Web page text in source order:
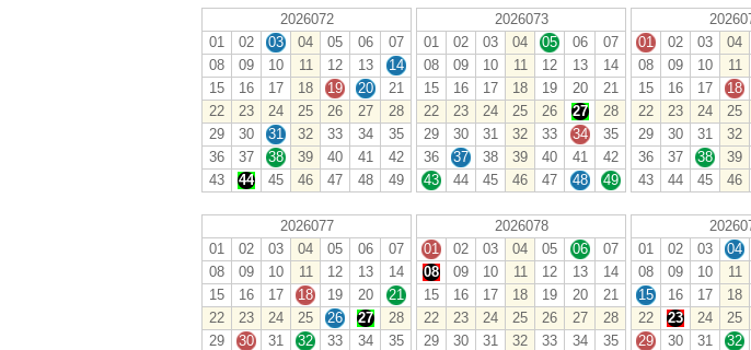
2026072
01
02 03 04 05 06
07
08
09 10 11 12 13
14
15
16 17 18 19 20
21
22
23 24 25 26 27
28
29
30 31 32 33 34
35
36
37 38 39 40 41
42
43
44 45 46 47 48 49
2026073
01
02 03 04 05 06
07
08
09 10 11 12 13
14
15
16 17 18 19 20
21
22
23 24 25 26 27
28
29
30 31 32 33 34
35
36
37 38 39 40 41
42
43
44 45 46 47 48 49
01
02 03 04
08
09 10 11
15
16 17 18
22
23 24 25
29
30 31 32
36
37 38 39
43
44 45 46
2026077
01
02 03 04 05 06
07
08
09 10 11 12 13
14
15
16 17 18 19 20
21
22
23 24 25 26 27
28
29
30 31 32 33 34
35
2026078
01
02 03 04 05 06
07
08
09 10 11 12 13
14
15
16 17 18 19 20
21
22
23 24 25 26 27
28
29
30 31 32 33 34
35
01
02 03 04
08
09 10 11
15
16 17 18
22
23 24 25
29
30 31 32